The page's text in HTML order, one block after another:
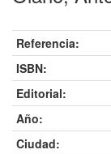
Referencia:
ISBN:
Editorial:
Año:
Ciudad: